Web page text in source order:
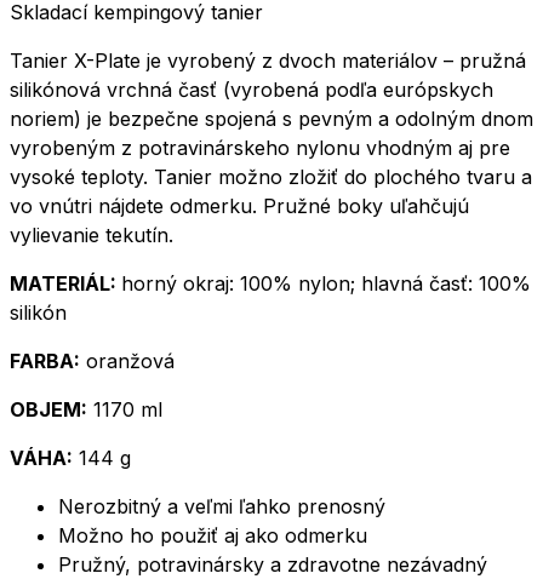
Skladací kempingový tanier
Tanier X-Plate je vyrobený z dvoch materiálov – pružná
silikónová vrchná časť (vyrobená podľa európskych
noriem) je bezpečne spojená s pevným a odolným dnom
vyrobeným z potravinárskeho nylonu vhodným aj pre
vysoké teploty. Tanier možno zložiť do plochého tvaru a
vo vnútri nájdete odmerku. Pružné boky uľahčujú
vylievanie tekutín.
MATERIÁL: horný okraj: 100% nylon; hlavná časť: 100%
silikón
FARBA: oranžová
OBJEM: 1170 ml
VÁHA: 144 g
Nerozbitný a veľmi ľahko prenosný
Možno ho použiť aj ako odmerku
Pružný, potravinársky a zdravotne nezávadný